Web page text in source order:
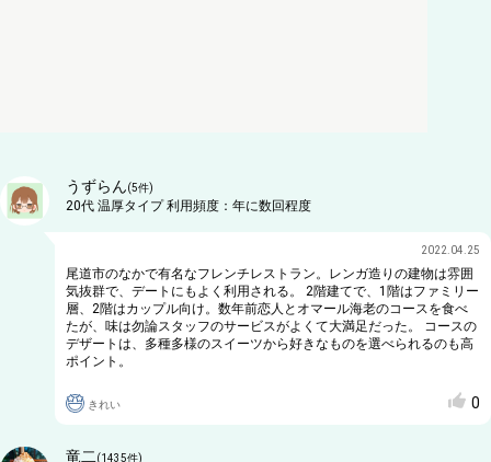
うずらん(5件)
20代 温厚タイプ利用頻度： 年に数回程度
2022.04.25
尾道市のなかで有名なフレンチレストラン。レンガ造りの建物は雰囲
気抜群で、デートにもよく利用される。 2階建てで、1階はファミリー
層、2階はカップル向け。数年前恋人とオマール海老のコースを食べ
たが、味は勿論スタッフのサービスがよくて大満足だった。 コースの
デザートは、多種多様のスイーツから好きなものを選べられるのも高
ポイント。
きれい 0
竜二(1435件)